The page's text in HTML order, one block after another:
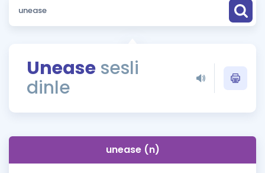
Sözlük
Rehberlik Aracı
ÖSYM Sınav Takvimi
Hakkımızda
Unease sesli
dinle
unease (n)